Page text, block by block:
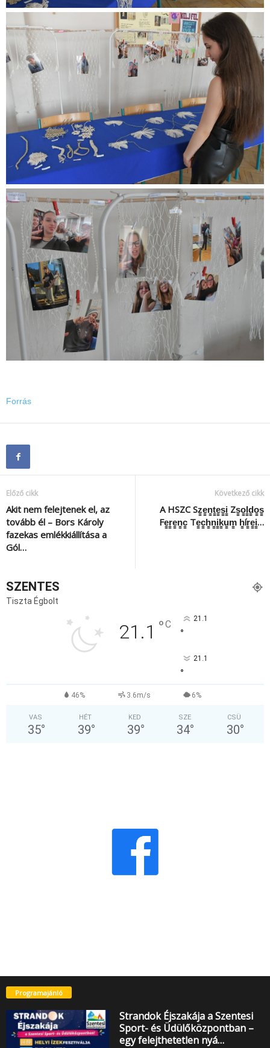
Forrás
Előző cikk
Akit nem felejtenek el, az
tovább él – Bors Károly
fazekas emlékkiállítása a
Gól…
Következő cikk
A HSZC Sz̳e̳n̳t̳e̳s̳i̳ Zs̳o̳l̳d̳o̳s̳
Fe̳r̳e̳n̳c̳ Te̳c̳h̳n̳i̳k̳u̳m̳ h̳ír̳e̳i̳…
SZENTES
Tiszta Égbolt
21.1 °C 21.1
°
21.1
°
46% 3.6m/s 6%
VAS
35°
HÉT
39°
KED
39°
SZE
34°
CSÜ
30°
Programajánló
Strandok Éjszakája a Szentesi
Sport- és Üdülőközpontban –
egy felejthetetlen nyá…